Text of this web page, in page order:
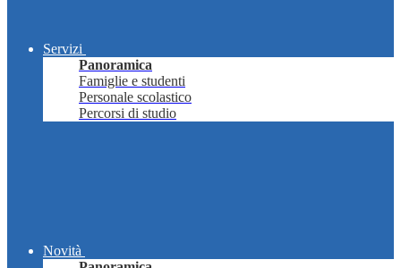
Servizi
Panoramica
Famiglie e studenti
Personale scolastico
Percorsi di studio
Novità